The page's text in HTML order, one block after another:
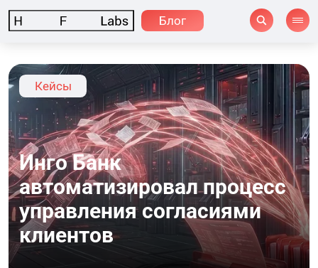
Блог
Кейсы
Инго Банк
автоматизировал процесс
управления согласиями
клиентов